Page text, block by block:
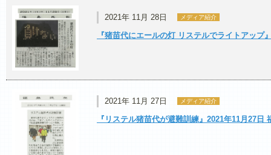
2021年 11月 28日 メディア紹介
『猪苗代にエールの灯 リステルでライトアップ
2021年 11月 27日 メディア紹介
『リステル猪苗代が避難訓練』2021年11月27日